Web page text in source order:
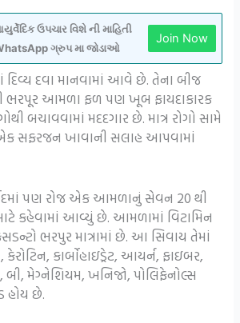
ઉપચાર વિશે ની માહિતી
ગ્રુપ મા જોડાઓ
Join Now
દવા માનવામાં આવે છે. તેના બીજ
ભરપૂર આમળા ફળ પણ ખૂબ ફાયદાકારક
બચાવવામાં મદદગાર છે. માત્ર રોગો સામે
સફરજન ખાવાની સલાહ આપવામાં
પણ રોજ એક આમળાનું સેવન 20 થી
કહેવામાં આવ્યું છે. આમળામાં વિટામિન
ભરપુર માત્રામાં છે. આ સિવાય તેમાં
કાર્બોહાઇડ્રેટ, આયર્ન, ફાઇબર,
બી, મેગ્નેશિયમ, ખનિજો, પોલિફેનોલ્સ
હોય છે.